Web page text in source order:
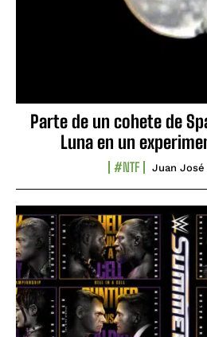
Parte de un cohete de
Luna en un
#NTF Juan José